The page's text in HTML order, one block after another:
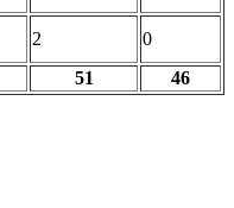
2
0
51 46